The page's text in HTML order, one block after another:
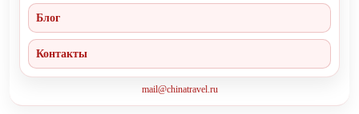
Блог
Контакты
mail@chinatravel.ru